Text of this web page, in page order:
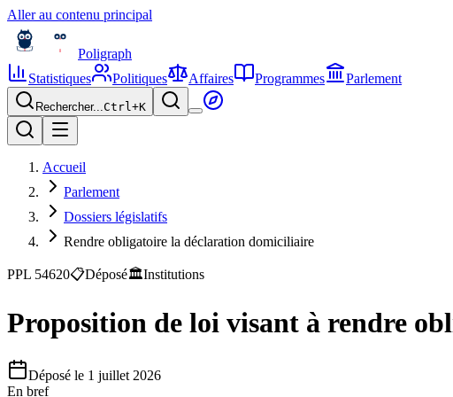
Aller au contenu principal
Poligraph
Statistiques
Politiques Affaires Programmes Parlement
Rechercher...Ctrl+K
Accueil
Parlement
Dossiers législatifs
Rendre obligatoire la déclaration domiciliaire
PPL 54620📋Déposé🏛️Institutions
Proposition de loi visant à rendre
Déposé le 1 juillet 2026
En bref